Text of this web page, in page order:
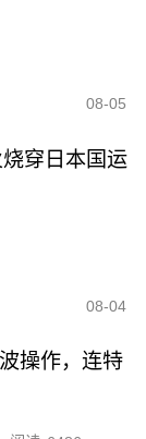
08-05
穿日本国运
08-04
操作，连特